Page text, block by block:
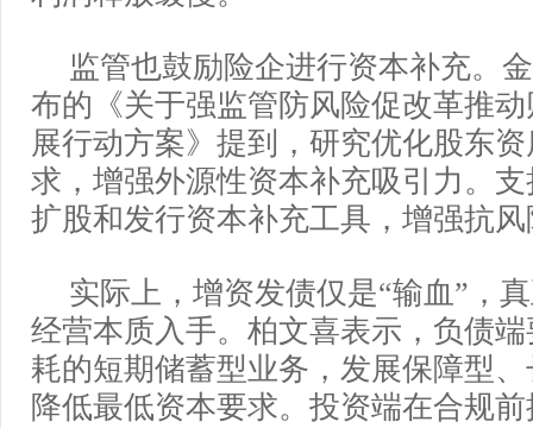
监管也鼓励险企进行资本补充。
布的《关于强监管防风险促改革推
展行动方案》提到，研究优化股东
求，增强外源性资本补充吸引力。
扩股和发行资本补充工具，增强抗
实际上，增资发债仅是“输血”，
经营本质入手。柏文喜表示，负债
耗的短期储蓄型业务，发展保障型
降低最低资本要求。投资端在合规